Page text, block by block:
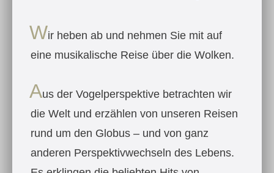
Wir heben ab und nehmen Sie mit auf
eine musikalische Reise über die Wolken.
Aus der Vogelperspektive betrachten wir
die Welt und erzählen von unseren Reisen
rund um den Globus – und von ganz
anderen Perspektiv­wechseln des Lebens.